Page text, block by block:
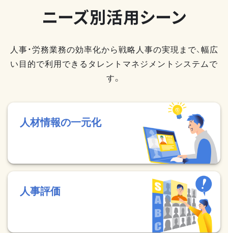
ニーズ別活用シーン
人事・労務業務の効率化から戦略人事の実現まで、幅広
い目的で利用できるタレントマネジメントシステムで
す。
人材情報の一元化
人事評価